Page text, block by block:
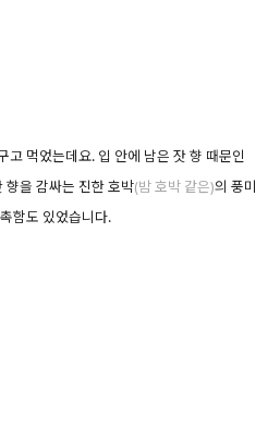
고 먹었는데요. 입 안에 남은 잣 향 때문인
향을 감싸는 진한 호박(밤 호박 같은)의 풍미
함도 있었습니다.